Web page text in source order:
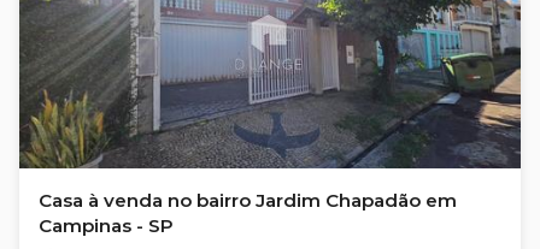
Casa à venda no bairro Jardim Chapadão em
Campinas - SP